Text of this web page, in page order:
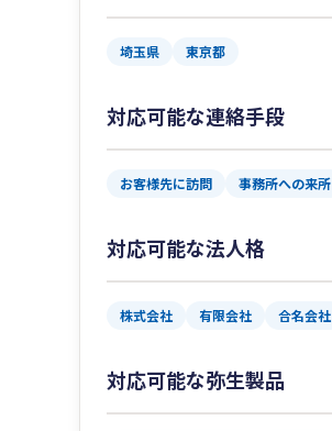
埼玉県 東京都
対応可能な連絡手段
お客様先に訪問 事務所への来所
対応可能な法人格
株式会社 有限会社 合名会社
対応可能な弥生製品